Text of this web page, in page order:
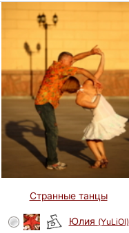
Странные танцы
Юлия (YuLiOl)